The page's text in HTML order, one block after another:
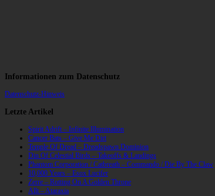
Informationen zum Datenschutz
Datenschutz-Hinweis
Letzte Artikel
Spirit Adrift – Infinite Illumination
Cancer Bats – Give Me Dirt
Temple Of Dread – Dreadspawn Dominion
Din Of Celestial Birds – Takeoffs & Landings
Phantom Corporation / Catbreath – Commando / Die By The Claw
10,000 Years – Esox Lucifer
Zerre – Rotting On A Golden Throne
Allt – Ataraxia